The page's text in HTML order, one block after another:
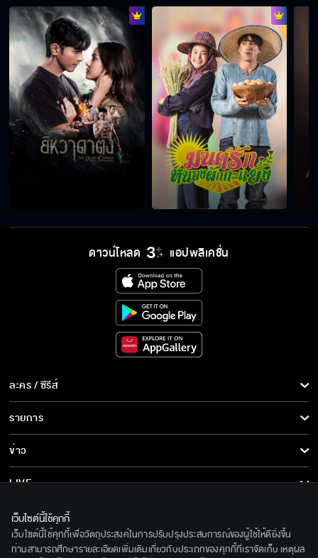
ดาวน์โหลด แอปพลิเคชั่น
ละคร / ซีรีส์
ละคร/ซีรีส์
ซีรีส์นานาชาติ
การ์ตูน & เกม
รายการ
รายการทั้งหมด
ข่าว
ข่าวทั้งหมด
ข่าวประชาสัมพันธ์
LIVE
เกี่ยวกับเรา
BEC World
ติดตามเราได้ที่
เว็บไซต์นี้ใช้คุกกี้
เว็บไซต์นี้ใช้คุกกี้เพื่อวัตถุประสงค์ในการปรับปรุงประสบการณ์ของผู้ใช้ให้ดียิ่งขึ้น
ท่านสามารถศึกษารายละเอียดเพิ่มเติมเกี่ยวกับประเภทของคุกกี้ที่เราจัดเก็บ เหตุผล